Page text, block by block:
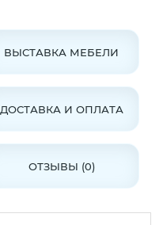
ВЫСТАВКА МЕБЕЛИ
ДОСТАВКА И ОПЛАТА
ОТЗЫВЫ (0)